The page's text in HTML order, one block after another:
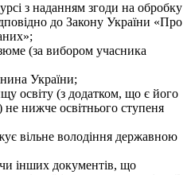
з наданням згоди на обробку
до Закону України «Про
(за вибором учасника
України;
освіту (з додатком, що є його
нижче освітнього ступеня
вільне володіння державною
інших документів, що